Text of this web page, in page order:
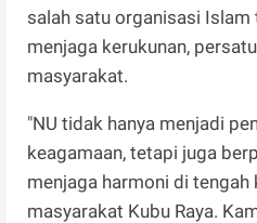
salah satu organisasi Islam
menjaga kerukunan,
masyarakat.
"NU tidak hanya menjadi
keagamaan, tetapi juga
menjaga harmoni di tengah
masyarakat Kubu Raya.